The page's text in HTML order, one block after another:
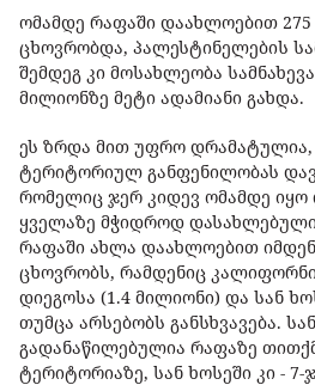
ომამდე რაფაში დაახლოებით 275
ცხოვრობდა, პალესტინელების
შემდეგ კი მოსახლეობა
მილიონზე მეტი ადამიანი გახდა.
ეს ზრდა მით უფრო
ტერიტორიულ განფენილობას
რომელიც ჯერ კიდევ ომამდე იყო
ყველაზე მჭიდროდ
რაფაში ახლა დაახლოებით
ცხოვრობს, რამდენიც
დიეგოსა (1.4 მილიონი) და სან
თუმცა არსებობს განსხვავება.
გადანაწილებულია რაფაზე
ტერიტორიაზე, სან ხოსეში კი - 7-